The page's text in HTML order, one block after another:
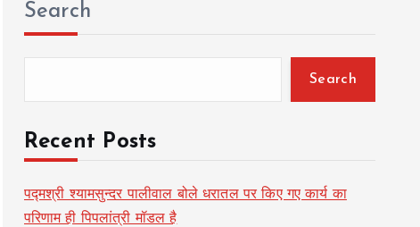
Search
Search
Recent Posts
पद्मश्री श्यामसुन्दर पालीवाल बोले धरातल पर किए गए कार्य का
परिणाम ही पिपलांत्री मॉडल है